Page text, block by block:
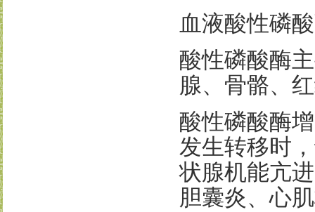
血液酸性磷
酸性磷酸酶
腺、骨骼、
酸性磷酸酶
发生转移时
状腺机能亢
胆囊炎、心